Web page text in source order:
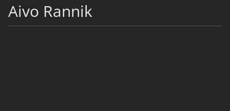
Aivo Rannik